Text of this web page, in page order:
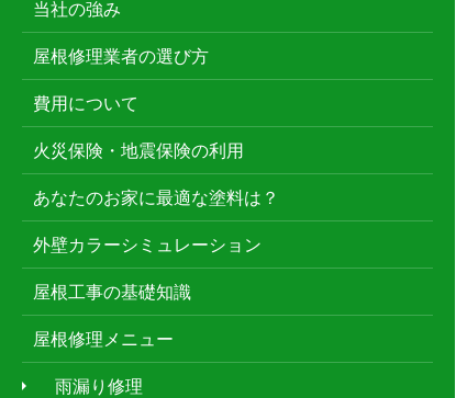
当社の強み
屋根修理業者の選び方
費用について
火災保険・地震保険の利用
あなたのお家に最適な塗料は？
外壁カラーシミュレーション
屋根工事の基礎知識
屋根修理メニュー
雨漏り修理